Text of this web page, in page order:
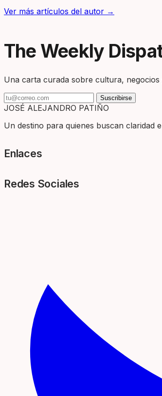
Ver más artículos del autor →
The Weekly
Una carta curada sobre cultura,
Suscribirse
JOSÉ ALEJANDRO PATIÑO
Un destino para quienes buscan claridad
Enlaces
Redes Sociales